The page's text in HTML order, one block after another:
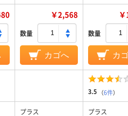
￥2,568
数量
カゴへ
数量
カ
3.5 （6件）
プラス プラス